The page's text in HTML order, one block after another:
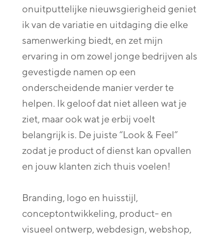
onuitputtelijke nieuwsgierigheid geniet
ik van de variatie en uitdaging die elke
samenwerking biedt, en zet mijn
ervaring in om zowel jonge bedrijven als
gevestigde namen op een
onderscheidende manier verder te
helpen. Ik geloof dat niet alleen wat je
ziet, maar ook wat je erbij voelt
belangrijk is. De juiste “Look & Feel”
zodat je product of dienst kan opvallen
en jouw klanten zich thuis voelen!
Branding, logo en huisstijl,
conceptontwikkeling, product- en
visueel ontwerp, webdesign, webshop,